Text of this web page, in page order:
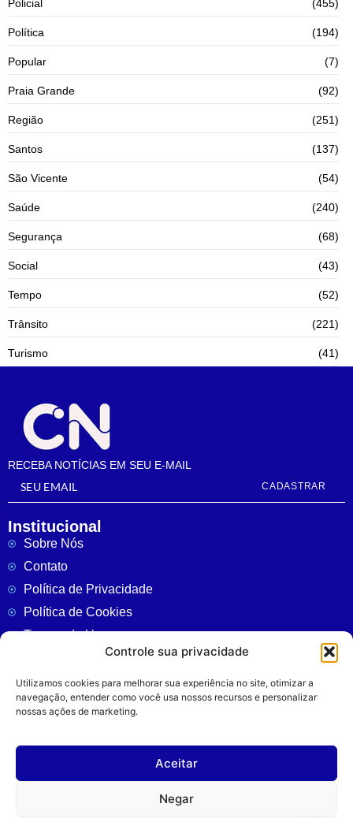
Controle sua privacidade
Utilizamos cookies para melhorar sua experiência no site, otimizar a
navegação, entender como você usa nossos recursos e personalizar
nossas ações de marketing.
Aceitar
Negar
Policial (455)
Política (194)
Popular (7)
Praia Grande (92)
Região (251)
Santos (137)
São Vicente (54)
Saúde (240)
Segurança (68)
Social (43)
Tempo (52)
Trânsito (221)
Turismo (41)
RECEBA NOTÍCIAS EM SEU E-MAIL
CADASTRAR
Institucional
Sobre Nós
Contato
Política de Privacidade
Política de Cookies
Termos de Uso
Cubatão
Região
Colunas